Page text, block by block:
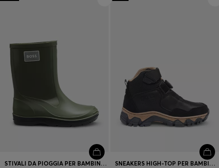
STIVALI DA PIOGGIA PER BAMBINI CON TARGHETTA CON LOGO DI GOMMA SNEAKERS HIGH-TOP PER BAMBINI IN PELLE E TELA